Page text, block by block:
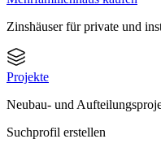
Zinshäuser für private und
Projekte
Neubau- und
Suchprofil erstellen